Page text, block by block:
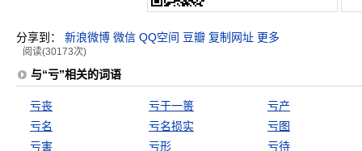
分享到： 新浪微博 微信 QQ空间 豆瓣 复制网址 更多
阅读(30173次)
与“亏”相关的词语
亏丧 亏于一篑
亏产
亏名
亏名损实
亏图
亏害
亏形
亏待